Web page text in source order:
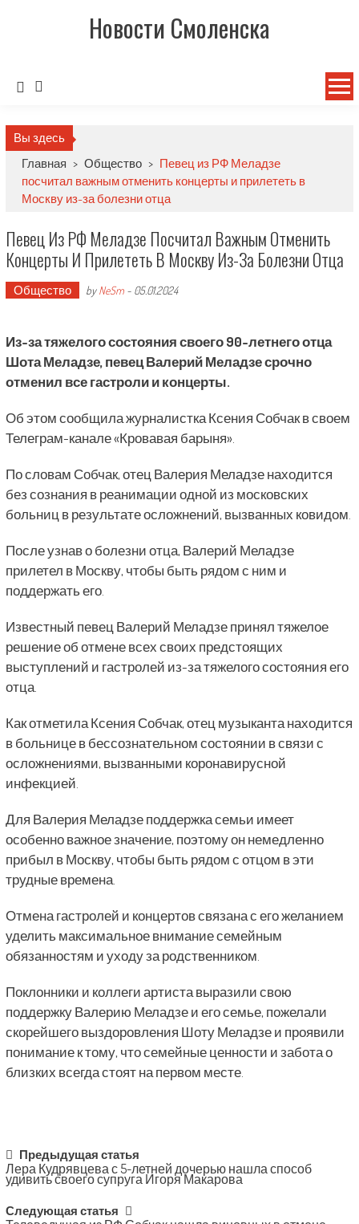
Новости Смоленска
Вы здесь
Главная > Общество > Певец из РФ Меладзе
посчитал важным отменить концерты и прилететь в
Москву из-за болезни отца
Певец Из РФ Меладзе Посчитал Важным Отменить
Концерты И Прилететь В Москву Из-За Болезни Отца
Общество byNeSm- 05.01.2024
Из-за тяжелого состояния своего 90-летнего отца
Шота Меладзе, певец Валерий Меладзе срочно
отменил все гастроли и концерты.
Об этом сообщила журналистка Ксения Собчак в своем
Телеграм-канале «Кровавая барыня».
По словам Собчак, отец Валерия Меладзе находится
без сознания в реанимации одной из московских
больниц в результате осложнений, вызванных ковидом.
После узнав о болезни отца, Валерий Меладзе
прилетел в Москву, чтобы быть рядом с ним и
поддержать его.
Известный певец Валерий Меладзе принял тяжелое
решение об отмене всех своих предстоящих
выступлений и гастролей из-за тяжелого состояния его
отца.
Как отметила Ксения Собчак, отец музыканта находится
в больнице в бессознательном состоянии в связи с
осложнениями, вызванными коронавирусной
инфекцией.
Для Валерия Меладзе поддержка семьи имеет
особенно важное значение, поэтому он немедленно
прибыл в Москву, чтобы быть рядом с отцом в эти
трудные времена.
Отмена гастролей и концертов связана с его желанием
уделить максимальное внимание семейным
обязанностям и уходу за родственником.
Поклонники и коллеги артиста выразили свою
поддержку Валерию Меладзе и его семье, пожелали
скорейшего выздоровления Шоту Меладзе и проявили
понимание к тому, что семейные ценности и забота о
близких всегда стоят на первом месте.
Post
navigation
Предыдущая статья
Лера Кудрявцева с 5-летней дочерью нашла способ
удивить своего супруга Игоря Макарова
Следующая статья